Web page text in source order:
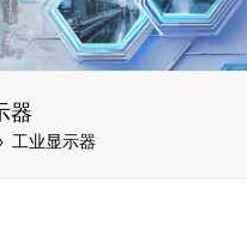
器
工业显示器